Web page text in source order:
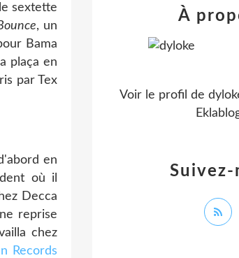
sextette
, un
Bama
plaça en
par Tex
en
où il
Decca
reprise
chez
Records
Suivez-
À
Voir le profil de